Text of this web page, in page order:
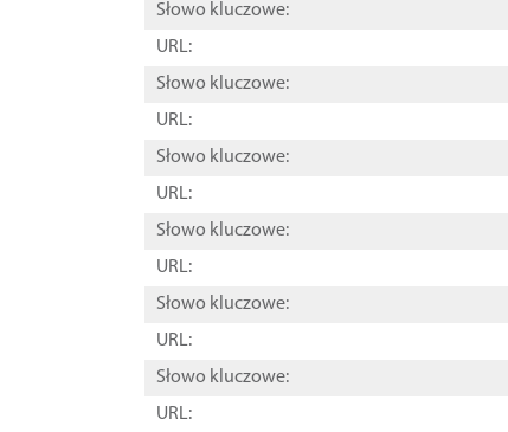
Słowo kluczowe:
URL:
Słowo kluczowe:
URL:
Słowo kluczowe:
URL:
Słowo kluczowe:
URL:
Słowo kluczowe:
URL:
Słowo kluczowe:
URL: